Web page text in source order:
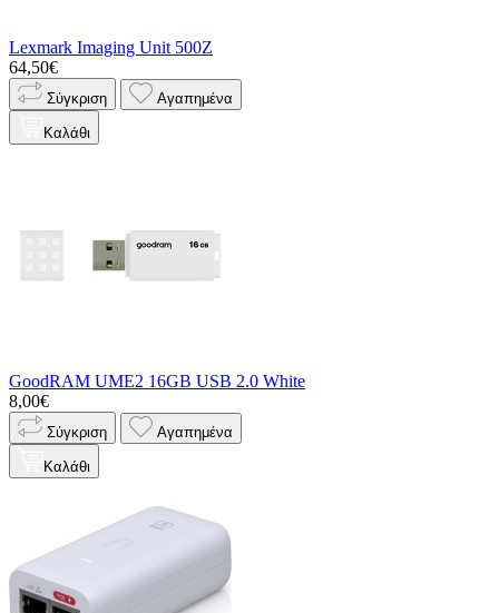
Lexmark Imaging Unit 500Z
64,50€
Σύγκριση Αγαπημένα
Καλάθι
GoodRAM UME2 16GB USB 2.0 White
8,00€
Σύγκριση Αγαπημένα
Καλάθι